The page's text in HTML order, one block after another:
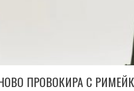
ПРОВОКИРА С